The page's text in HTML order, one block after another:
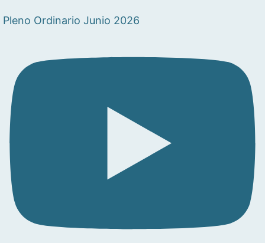
Pleno Ordinario Junio 2026